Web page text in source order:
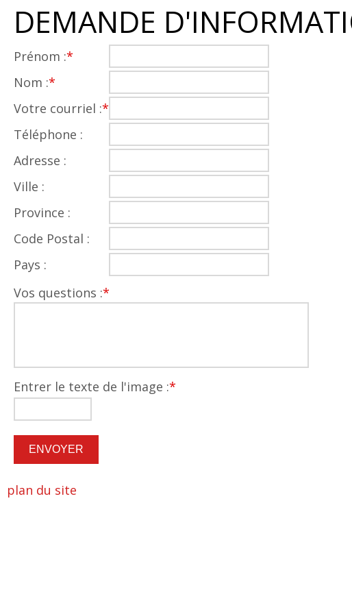
DEMANDE
Prénom :*
Nom :*
Votre courriel :*
Téléphone :
Adresse :
Ville :
Province :
Code Postal :
Pays :
Vos questions :*
Entrer le texte de l'image :*
plan du site